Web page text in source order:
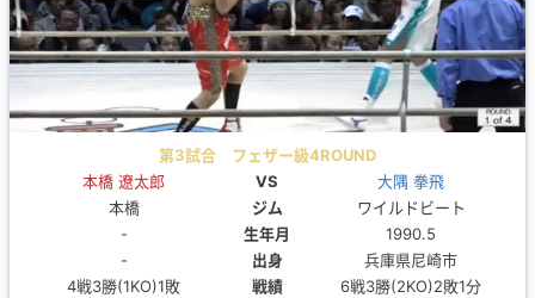
第3試合 フェザー級4ROUND
本橋 遼太郎
VS
大隅 拳飛
本橋
ジム
ワイルドビート
-
生年月
1990.5
-
出身
兵庫県尼崎市
4戦3勝(1KO)1敗
戦績 6戦3勝(2KO)2敗1分